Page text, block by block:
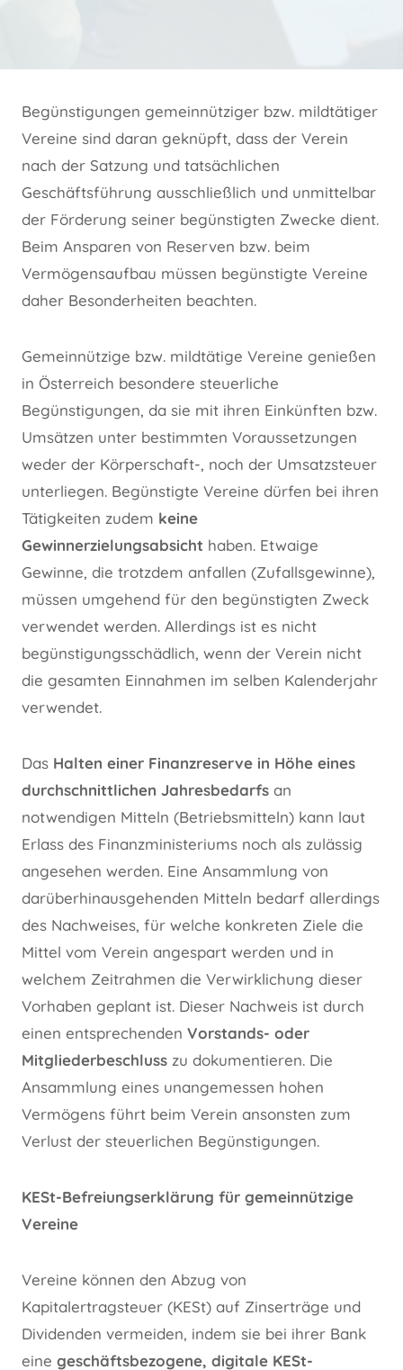
Begünstigungen gemeinnütziger bzw. mildtätiger
Vereine sind daran geknüpft, dass der Verein
nach der Satzung und tatsächlichen
Geschäftsführung ausschließlich und unmittelbar
der Förderung seiner begünstigten Zwecke dient.
Beim Ansparen von Reserven bzw. beim
Vermögensaufbau müssen begünstigte Vereine
daher Besonderheiten beachten.
Gemeinnützige bzw. mildtätige Vereine genießen
in Österreich besondere steuerliche
Begünstigungen, da sie mit ihren Einkünften bzw.
Umsätzen unter bestimmten Voraussetzungen
weder der Körperschaft-, noch der Umsatzsteuer
unterliegen. Begünstigte Vereine dürfen bei ihren
Tätigkeiten zudem keine
Gewinnerzielungsabsicht haben. Etwaige
Gewinne, die trotzdem anfallen (Zufallsgewinne),
müssen umgehend für den begünstigten Zweck
verwendet werden. Allerdings ist es nicht
begünstigungsschädlich, wenn der Verein nicht
die gesamten Einnahmen im selben Kalenderjahr
verwendet.
Das Halten einer Finanzreserve in Höhe eines
durchschnittlichen Jahresbedarfs an
notwendigen Mitteln (Betriebsmitteln) kann laut
Erlass des Finanzministeriums noch als zulässig
angesehen werden. Eine Ansammlung von
darüberhinausgehenden Mitteln bedarf allerdings
des Nachweises, für welche konkreten Ziele die
Mittel vom Verein angespart werden und in
welchem Zeitrahmen die Verwirklichung dieser
Vorhaben geplant ist. Dieser Nachweis ist durch
einen entsprechenden Vorstands- oder
Mitgliederbeschluss zu dokumentieren. Die
Ansammlung eines unangemessen hohen
Vermögens führt beim Verein ansonsten zum
Verlust der steuerlichen Begünstigungen.
KESt-Befreiungserklärung für gemeinnützige
Vereine
Vereine können den Abzug von
Kapitalertragsteuer (KESt) auf Zinserträge und
Dividenden vermeiden, indem sie bei ihrer Bank
eine geschäftsbezogene, digitale KESt-